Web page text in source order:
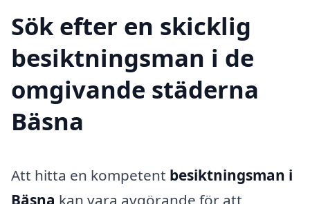
Sök efter en skicklig
besiktningsman i de
omgivande städerna
Bäsna
Att hitta en kompetent besiktningsman i
Bäsna kan vara avgörande för att